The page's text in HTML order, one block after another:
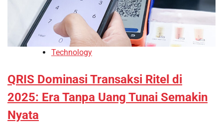
Technology
QRIS Dominasi Transaksi Ritel di
2025: Era Tanpa Uang Tunai Semakin
Nyata